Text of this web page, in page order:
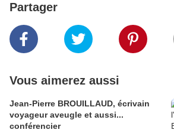
Partager
Vous aimerez aussi
Jean-Pierre BROUILLAUD, écrivain
voyageur aveugle et aussi...
conférencier